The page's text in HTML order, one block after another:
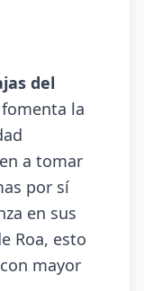
del
la
a tomar
por sí
en sus
Roa, esto
mayor